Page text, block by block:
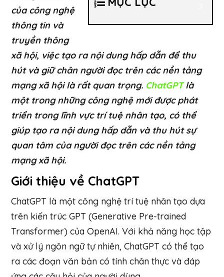
của công nghệ
thông tin và
truyền thông
xã hội, việc tạo ra nội dung hấp dẫn để thu
hút và giữ chân người đọc trên các nền tảng
mạng xã hội là rất quan trọng. ChatGPTlà
một trong những công nghệ mới được phát
triển trong lĩnh vực trí tuệ nhân tạo, có thể
giúp tạo ra nội dung hấp dẫn và thu hút sự
quan tâm của người đọc trên các nền tảng
mạng xã hội.
Giới thiệu về ChatGPT
ChatGPT là một công nghệ trí tuệ nhân tạo dựa
trên kiến trúc GPT (Generative Pre-trained
Transformer) của OpenAI. Với khả năng học tập
và xử lý ngôn ngữ tự nhiên, ChatGPT có thể tạo
ra các đoạn văn bản có tính chân thực và đáp